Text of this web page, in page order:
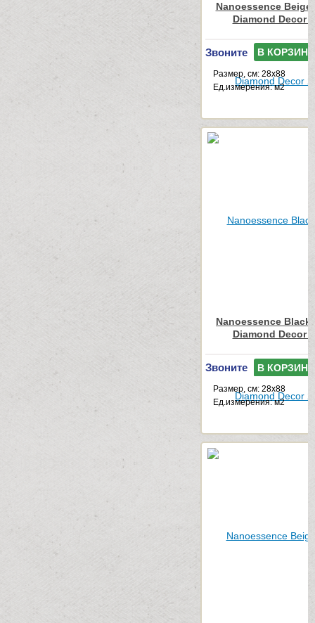
Nanoessence Beige
Diamond Decor
Звоните В КОРЗИНУ
Размер, см: 28x88
Ед.измерения: м2
Nanoessence Black
Diamond Decor
Звоните В КОРЗИНУ
Размер, см: 28x88
Ед.измерения: м2